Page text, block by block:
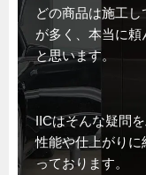
どの商品は施工
が多く、本当に
と思います。
IICはそんな疑問
性能や仕上がり
っております。